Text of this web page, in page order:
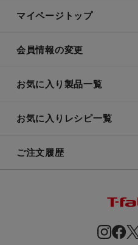
マイページトップ
会員情報の変更
お気に入り製品一覧
お気に入りレシピ一覧
ご注文履歴